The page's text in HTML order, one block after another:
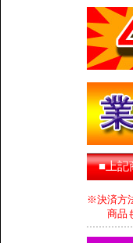
■上記
※決済方
商品も